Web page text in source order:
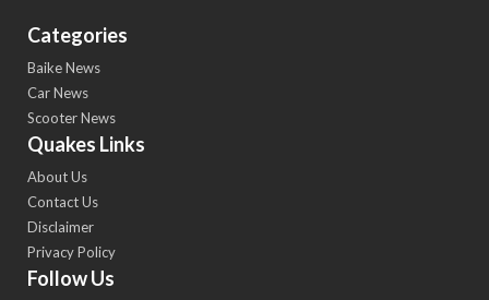
Categories
Baike News
Car News
Scooter News
Quakes Links
About Us
Contact Us
Disclaimer
Privacy Policy
Follow Us